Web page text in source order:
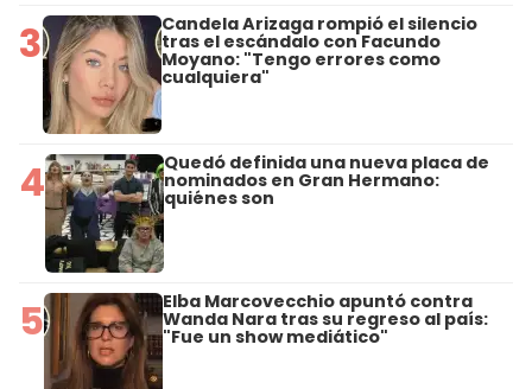
3 Candela Arizaga rompió el silencio
tras el escándalo con Facundo
Moyano: "Tengo errores como
cualquiera"
4 Quedó definida una nueva placa de
nominados en Gran Hermano:
quiénes son
5 Elba Marcovecchio apuntó contra
Wanda Nara tras su regreso al país:
"Fue un show mediático"